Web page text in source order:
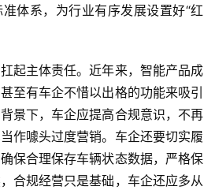
体系，为行业有序发展设置好“红
主体责任。近年来，智能产品成
至有车企不惜以出格的功能来吸引
景下，车企应提高合规意识，不再
作噱头过度营销。车企还要切实履
保合理保存车辆状态数据，严格保
合规经营只是基础，车企还应多从